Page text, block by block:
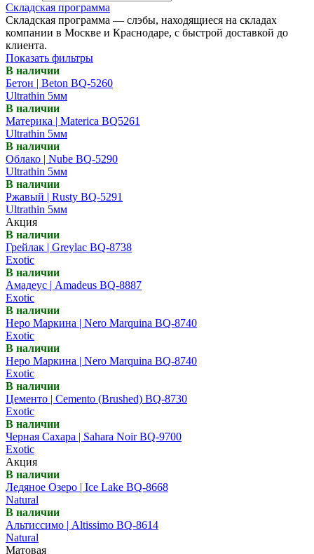
Складская программа
Складская программа — слэбы, находящиеся на складах
компании в Москве и Краснодаре, с быстрой доставкой до
клиента.
Показать фильтры
В наличии
Бетон | Beton BQ-5260
Ultrathin 5мм
В наличии
Материка | Materica BQ5261
Ultrathin 5мм
В наличии
Облако | Nube BQ-5290
Ultrathin 5мм
В наличии
Ржавый | Rusty BQ-5291
Ultrathin 5мм
Акция
В наличии
Грейлак | Greylac BQ-8738
Exotic
В наличии
Амадеус | Amadeus BQ-8887
Exotic
В наличии
Неро Маркина | Nero Marquina BQ-8740
Exotic
В наличии
Неро Маркина | Nero Marquina BQ-8740
Exotic
В наличии
Цементо | Cemento (Brushed) BQ-8730
Exotic
В наличии
Черная Сахара | Sahara Noir BQ-9700
Exotic
Акция
В наличии
Ледяное Озеро | Ice Lake BQ-8668
Natural
В наличии
Альтиссимо | Altissimo BQ-8614
Natural
Матовая